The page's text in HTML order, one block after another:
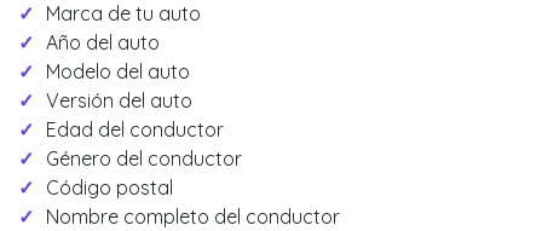
Marca de tu auto
Año del auto
Modelo del auto
Versión del auto
Edad del conductor
Género del conductor
Código postal
Nombre completo del conductor